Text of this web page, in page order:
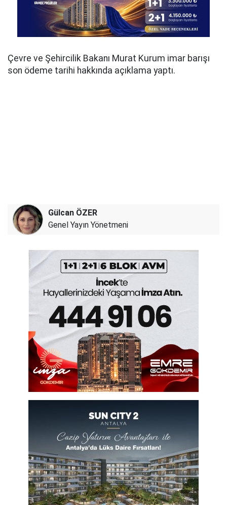
Çevre ve Şehircilik Bakanı Murat Kurum imar barışı
son ödeme tarihi hakkında açıklama yaptı.
Gülcan ÖZER
Genel Yayın Yönetmeni